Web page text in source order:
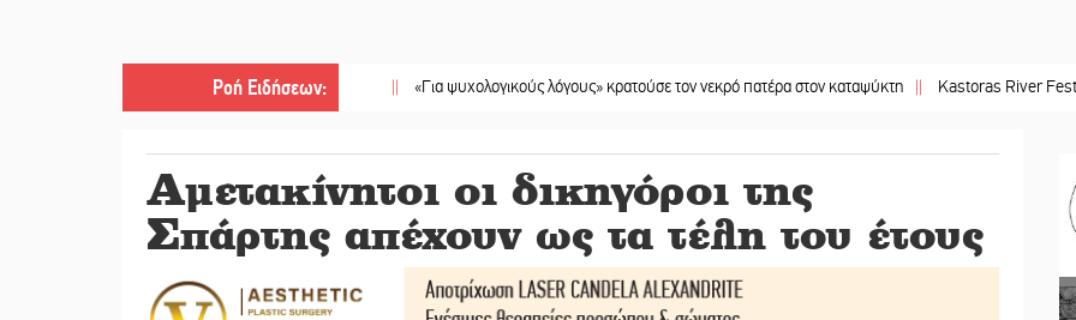
Ροή Ειδήσεων:
|| «Για ψυχολογικούς λόγους» κρατούσε τον νεκρό πατέρα στον καταψύκτη || Kastoras River Festival 2026:
Αμετακίνητοι οι δικηγόροι της
Σπάρτης απέχουν ως τα τέλη του έτους